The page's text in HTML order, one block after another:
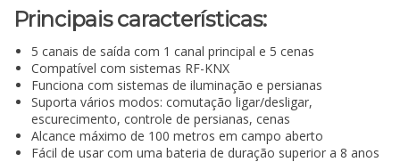
Principais características:
5 canais de saída com 1 canal principal e 5 cenas
Compatível com sistemas RF-KNX
Funciona com sistemas de iluminação e persianas
Suporta vários modos: comutação ligar/desligar,
escurecimento, controle de persianas, cenas
Alcance máximo de 100 metros em campo aberto
Fácil de usar com uma bateria de duração superior a 8 anos